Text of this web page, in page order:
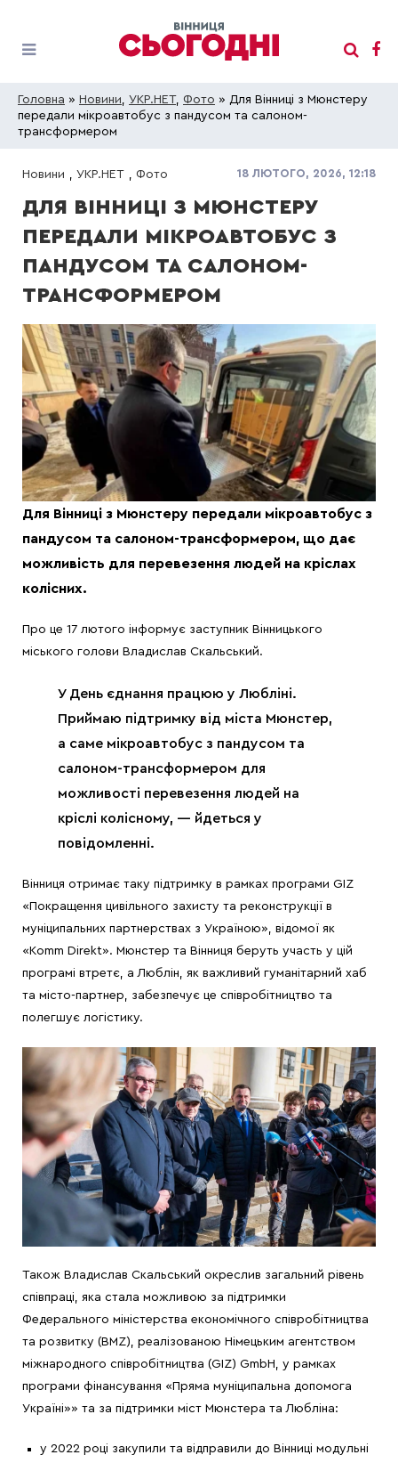
Головна » Новини, УКР.НЕТ, Фото » Для Вінниці з Мюнстеру
передали мікроавтобус з пандусом та салоном-
трансформером
Новини , УКР.НЕТ , Фото 18 ЛЮТОГО, 2026, 12:18
ДЛЯ ВІННИЦІ З МЮНСТЕРУ
ПЕРЕДАЛИ МІКРОАВТОБУС З
ПАНДУСОМ ТА САЛОНОМ-
ТРАНСФОРМЕРОМ
Для Вінниці з Мюнстеру передали мікроавтобус з
пандусом та салоном-трансформером, що дає
можливість для перевезення людей на кріслах
колісних.
Про це 17 лютого інформує заступник Вінницького
міського голови Владислав Скальський.
У День єднання працюю у Любліні.
Приймаю підтримку від міста Мюнстер,
а саме мікроавтобус з пандусом та
салоном-трансформером для
можливості перевезення людей на
кріслі колісному, — йдеться у
повідомленні.
Вінниця отримає таку підтримку в рамках програми GIZ
«Покращення цивільного захисту та реконструкції в
муніципальних партнерствах з Україною», відомої як
«Komm Direkt». Мюнстер та Вінниця беруть участь у цій
програмі втретє, а Люблін, як важливий гуманітарний хаб
та місто-партнер, забезпечує це співробітництво та
полегшує логістику.
Також Владислав Скальський окреслив загальний рівень
співпраці, яка стала можливою за підтримки
Федерального міністерства економічного співробітництва
та розвитку (BMZ), реалізованою Німецьким агентством
міжнародного співробітництва (GIZ) GmbH, у рамках
програми фінансування «Пряма муніципальна допомога
Україні»» та за підтримки міст Мюнстера та Любліна:
у 2022 році закупили та відправили до Вінниці модульні